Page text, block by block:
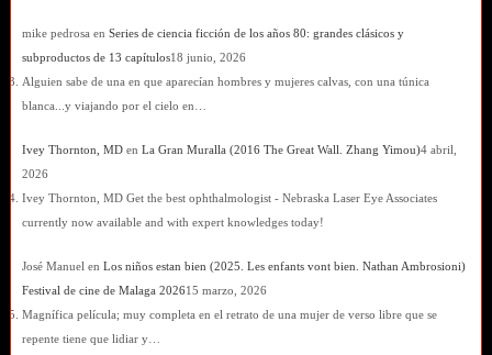
mike pedrosa en Series de ciencia ficción de los años 80: grandes clásicos y
subproductos de 13 capítulos18 junio, 2026
Alguien sabe de una en que aparecían hombres y mujeres calvas, con una túnica
blanca...y viajando por el cielo en…
Ivey Thornton, MDen La Gran Muralla (2016 The Great Wall. Zhang Yimou)4 abril,
2026
Ivey Thornton, MD Get the best ophthalmologist - Nebraska Laser Eye Associates
currently now available and with expert knowledges today!
José Manuel en Los niños estan bien (2025. Les enfants vont bien. Nathan Ambrosioni)
Festival de cine de Malaga 202615 marzo, 2026
Magnífica película; muy completa en el retrato de una mujer de verso libre que se
repente tiene que lidiar y…